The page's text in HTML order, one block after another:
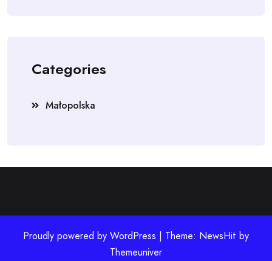
Categories
Małopolska
Proudly powered by WordPress | Theme: NewsHit by
Themeuniver